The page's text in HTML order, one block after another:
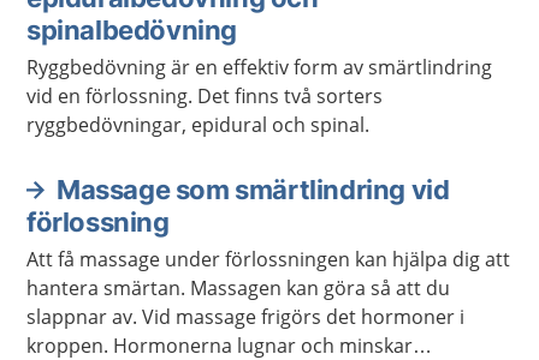
spinalbedövning
Ryggbedövning är en effektiv form av smärtlindring
vid en förlossning. Det finns två sorters
ryggbedövningar, epidural och spinal.
Massage som smärtlindring vid
förlossning
Att få massage under förlossningen kan hjälpa dig att
hantera smärtan. Massagen kan göra så att du
slappnar av. Vid massage frigörs det hormoner i
kroppen. Hormonerna lugnar och minskar